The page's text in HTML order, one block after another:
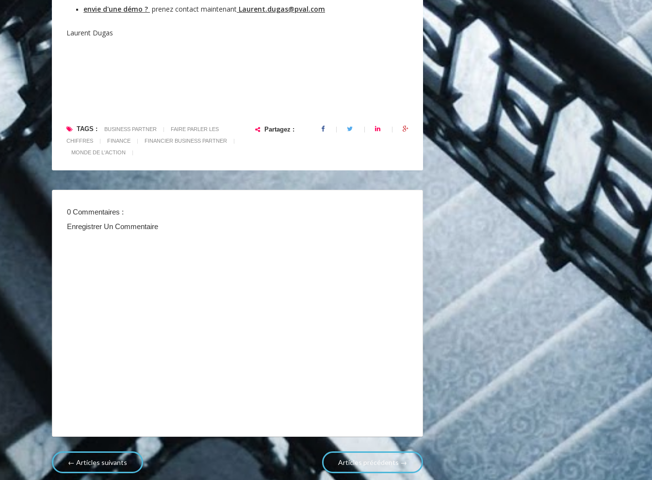
envie d'une démo ? prenez contact maintenant Laurent.dugas@pval.com
Laurent Dugas
TAGS : BUSINESS PARTNER |
FAIRE PARLER LES
CHIFFRES
| FINANCE | FINANCIER BUSINESS PARTNER
|
MONDE DE L'ACTION
|
Partagez :
0 Commentaires :
Enregistrer Un Commentaire
← Articles suivants Articles précédents →